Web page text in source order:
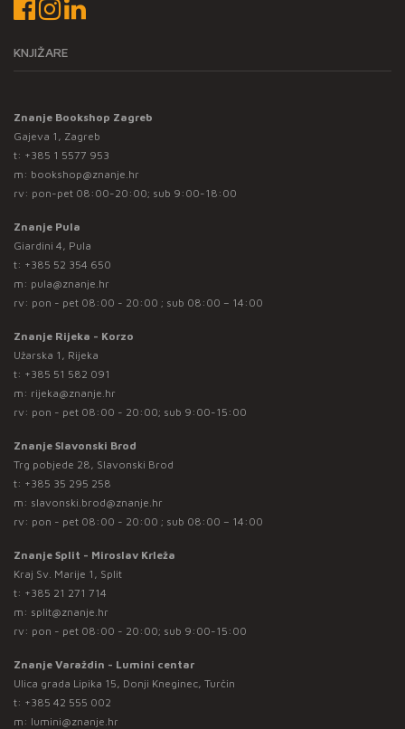
KNJIŽARE
Znanje Bookshop Zagreb
Gajeva 1, Zagreb
t: +385 1 5577 953
m: bookshop@znanje.hr
rv: pon-pet 08:00-20:00; sub 9:00-18:00
Znanje Pula
Giardini 4, Pula
t: +385 52 354 650
m: pula@znanje.hr
rv: pon - pet 08:00 - 20:00 ; sub 08:00 – 14:00
Znanje Rijeka - Korzo
Užarska 1, Rijeka
t: +385 51 582 091
m: rijeka@znanje.hr
rv: pon - pet 08:00 - 20:00; sub 9:00-15:00
Znanje Slavonski Brod
Trg pobjede 28, Slavonski Brod
t: +385 35 295 258
m: slavonski.brod@znanje.hr
rv: pon - pet 08:00 - 20:00 ; sub 08:00 – 14:00
Znanje Split - Miroslav Krleža
Kraj Sv. Marije 1, Split
t: +385 21 271 714
m: split@znanje.hr
rv: pon - pet 08:00 - 20:00; sub 9:00-15:00
Znanje Varaždin - Lumini centar
Ulica grada Lipika 15, Donji Kneginec, Turčin
t: +385 42 555 002
m: lumini@znanje.hr